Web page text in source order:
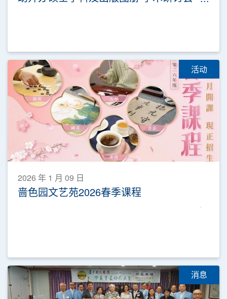
活动
2026 年 1 月 09 日
啬色园文艺苑2026春季课程
消息